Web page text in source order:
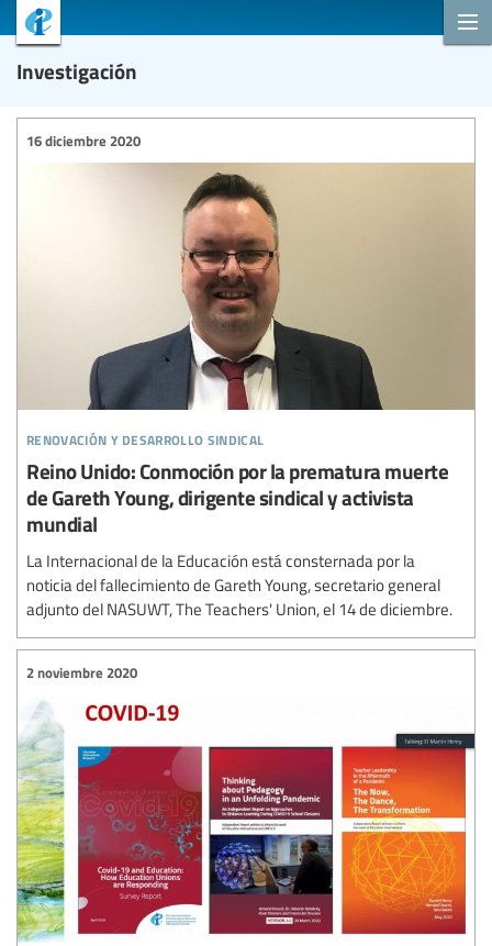
Investigación
renovación y desarrollo sindical
16 diciembre 2020
Reino Unido: Conmoción por la prematura muerte
de Gareth Young, dirigente sindical y activista
mundial
La Internacional de la Educación está consternada por la
noticia del fallecimiento de Gareth Young, secretario general
adjunto del NASUWT, The Teachers' Union, el 14 de diciembre.
2 noviembre 2020